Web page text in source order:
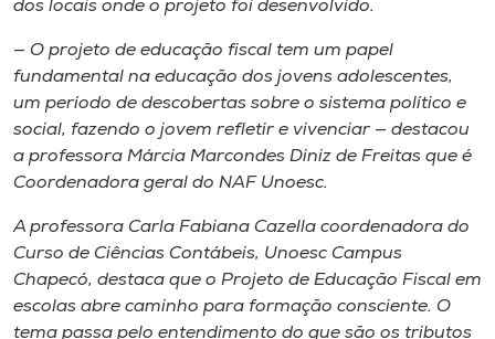
dos locais onde o projeto foi desenvolvido.
— O projeto de educação fiscal tem um papel
fundamental na educação dos jovens adolescentes,
um período de descobertas sobre o sistema político e
social, fazendo o jovem refletir e vivenciar — destacou
a professora Márcia Marcondes Diniz de Freitas que é
Coordenadora geral do NAF Unoesc.
A professora Carla Fabiana Cazella coordenadora do
Curso de Ciências Contábeis, Unoesc Campus
Chapecó, destaca que o Projeto de Educação Fiscal em
escolas abre caminho para formação consciente. O
tema passa pelo entendimento do que são os tributos